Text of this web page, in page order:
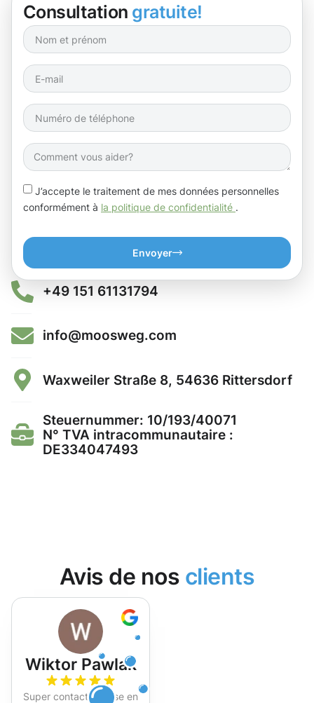
Consultation gratuite!
J’accepte le traitement de mes données personnelles
conformément à la politique de confidentialité .
Envoyer
+49 151 61131794
info@moosweg.com
Waxweiler Straße 8, 54636 Rittersdorf
Steuernummer: 10/193/40071
N° TVA intracommunautaire :
DE334047493
Avis de nos clients
Wiktor Pawlak
Super contact et mise en